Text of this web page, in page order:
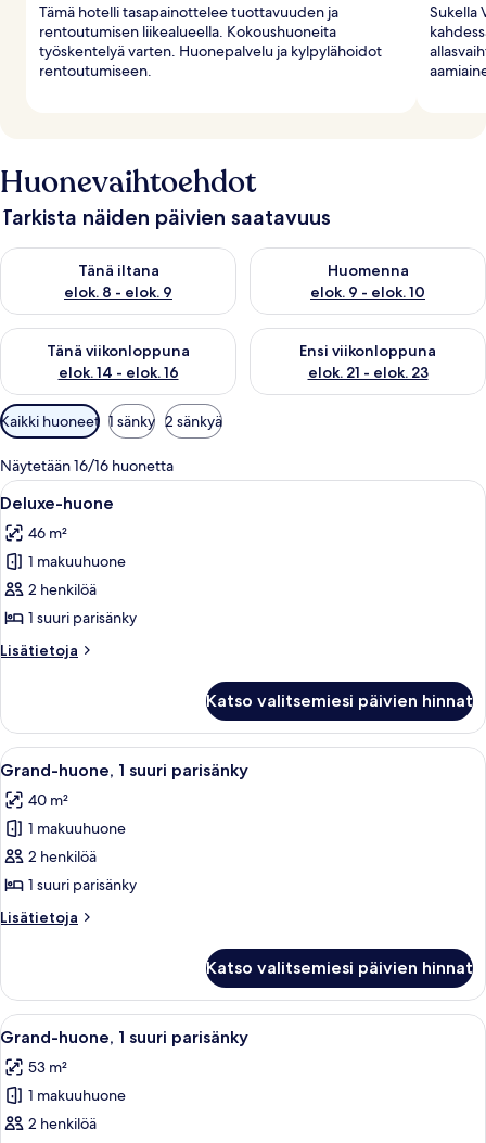
Tämä hotelli tasapainottelee tuottavuuden ja
rentoutumisen liikealueella. Kokoushuoneita
työskentelyä varten. Huonepalvelu ja kylpylähoidot
rentoutumiseen.
Sukella
Huonevaihtoehdot
Tarkista näiden päivien saatavuus
Tänä iltana
elok. 8 - elok. 9
Tarkista tämän illan saatavuus elok. 8 - elok. 9
Huomenna
elok. 9 - elok. 10
Tarkista huomisen saatavuus
Tänä viikonloppuna
elok. 14 - elok. 16
Tarkista tämän viikonlopun saatavuus elok. 14 - elok. 16
Ensi viikonloppuna
elok. 21 - elok. 23
Tarkista ensi viikonlopun
Huoneille
saatavilla
olevia
suodattimia
Kaikki huoneet 1 sänky 2 sänkyä
Näytetään 16/16 huonetta
Avaa
kaikki
huonetyypin
Deluxe-
huone
kuvat
Ylelliset vuodevaatteet, pillowtop-
9
Deluxe-huone
46 m²
1 makuuhuone
2 henkilöä
1 suuri parisänky
Lisätietoja
Lisätietoja
Katso valitsemiesi päivien hinnat
Avaa
kaikki
huonetyypin
Grand-
huone,
1
suuri
parisänky
Grand-huone, 1 suuri parisänky |
7
Grand-huone, 1 suuri parisänky
40 m²
1 makuuhuone
2 henkilöä
1 suuri parisänky
Lisätietoja
Lisätietoja
1
suuri
parisänky
Katso valitsemiesi päivien hinnat
Avaa
kaikki
huonetyypin
Grand-
huone,
Ylelliset vuodevaatteet, pillowtop-
9
Grand-huone, 1 suuri parisänky
53 m²
1 makuuhuone
2 henkilöä